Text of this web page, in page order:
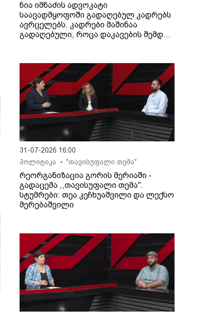
ნია იმნაძის ადვოკატი
საავადმყოფოში გადაღებულ კადრებს
ავრცელებს. კადრები მაშინაა
გადაღებული, როცა დაკავების შემდეგ
31-07-2026 16:00
პოლიტიკა
• "თავისუფალი თემა"
რეორგანიზაცია გორის მერიაში -
გადაცემა ,,თავისუფალი თემა".
სტუმრები: თეა კეჩხუაშვილი და ლექსო
მერებაშვილი